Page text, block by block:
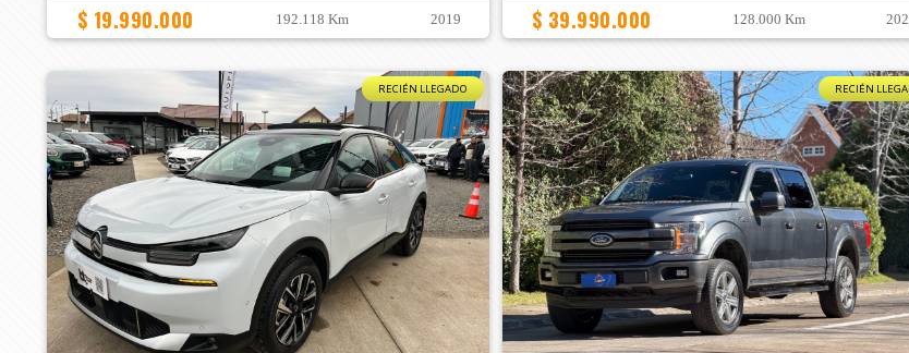
$ 19.990.000 192.118 Km 2019 $ 39.990.000 128.000 Km
RECIÉN LLEGADO RECIÉN